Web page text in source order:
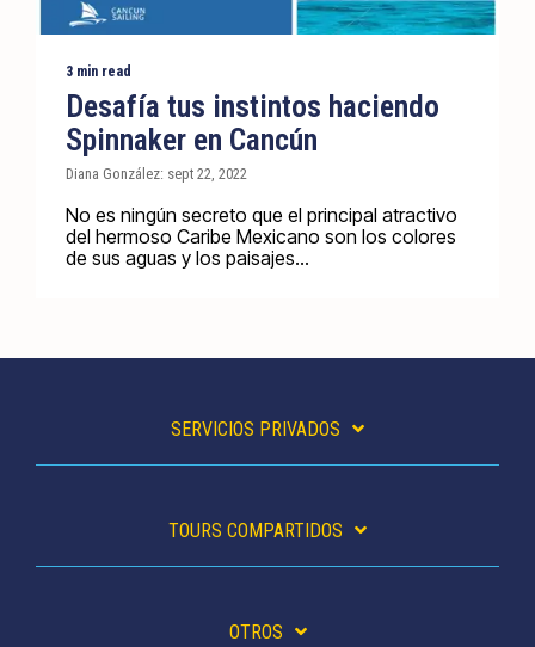
3 min read
Desafía tus instintos haciendo
Spinnaker en Cancún
Diana González: sept 22, 2022
No es ningún secreto que el principal atractivo
del hermoso Caribe Mexicano son los colores
de sus aguas y los paisajes...
SERVICIOS PRIVADOS
TOURS COMPARTIDOS
OTROS